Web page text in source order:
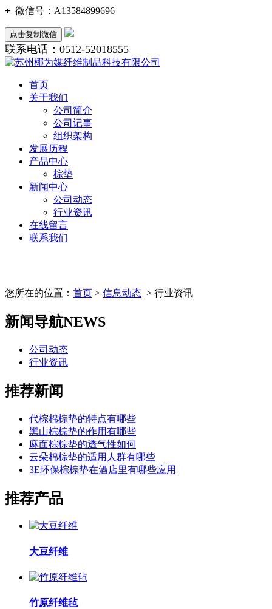
+ 微信号： A13584899696
点击复制微信
联系电话：0512-52018555
首页
关于我们
公司简介
公司记事
组织架构
发展历程
产品中心
棕垫
新闻中心
公司动态
行业资讯
在线留言
联系我们
您所在的位置： 首页 > 信息动态 > 行业资讯
新闻导航NEWS
公司动态
行业资讯
推荐新闻
代棕棉棕垫的特点有哪些
黑山棕棕垫的作用有哪些
麻面棕棕垫的透气性如何
云朵棉棕垫的适用人群有哪些
3E环保棕棕垫在酒店里有哪些应用
推荐产品
大豆纤维
竹原纤维毡